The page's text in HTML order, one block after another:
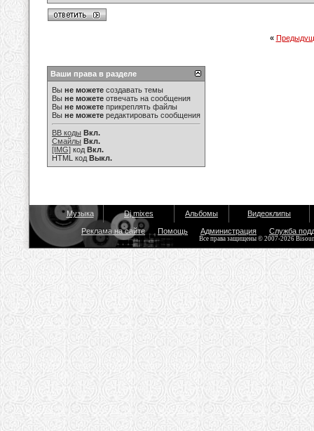
«
Ваши права в разделе
Вы не можете создавать темы
Вы не можете отвечать на сообщения
Вы не можете прикреплять файлы
Вы не можете редактировать сообщения
BB коды Вкл.
Смайлы Вкл.
[IMG] код Вкл.
HTML код Выкл.
Музыка Dj mixes Альбомы Видеоклипы
Реклама на сайте Помощь Администрация Служба
Все права защищены © 2007-2026